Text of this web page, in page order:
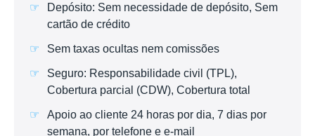
Depósito: Sem necessidade de depósito, Sem
cartão de crédito
Sem taxas ocultas nem comissões
Seguro: Responsabilidade civil (TPL),
Cobertura parcial (CDW), Cobertura total
Apoio ao cliente 24 horas por dia, 7 dias por
semana, por telefone e e-mail